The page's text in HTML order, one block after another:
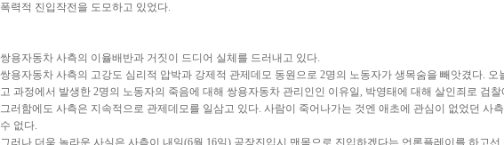
폭력적 진입작전을 도모하고 있었다.
쌍용자동차 사측의 이율배반과 거짓이 드디어 실체를 드러내고 있다.
쌍용자동차 사측의 고강도 심리적 압박과 강제적 관제데모 동원으로 2명의 노동자가 생목숨을 빼앗겼다. 오
고 과정에서 발생한 2명의 노동자의 죽음에 대해 쌍용자동차 관리인인 이유일, 박영태에 대해 살인죄로 검
그러함에도 사측은 지속적으로 관제데모를 일삼고 있다. 사람이 죽어나가는 것엔 애초에 관심이 없었던 사
수 없다.
그러나 더욱 놀라운 사실은 사측이 내일(6월 16일) 공장진입시 맨몸으로 진입하겠다는 언론플레이를 하고